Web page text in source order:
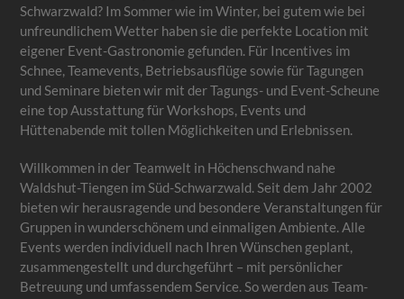
Schwarzwald? Im Sommer wie im Winter, bei gutem wie bei
unfreundlichem Wetter haben sie die perfekte Location mit
eigener Event-Gastronomie gefunden. Für Incentives im
Schnee, Teamevents, Betriebsausflüge sowie für Tagungen
und Seminare bieten wir mit der Tagungs- und Event-Scheune
eine top Ausstattung für Workshops, Events und
Hüttenabende mit tollen Möglichkeiten und Erlebnissen.
Willkommen in der Teamwelt in Höchenschwand nahe
Waldshut-Tiengen im Süd-Schwarzwald. Seit dem Jahr 2002
bieten wir herausragende und besondere Veranstaltungen für
Gruppen in wunderschönem und einmaligen Ambiente. Alle
Events werden individuell nach Ihren Wünschen geplant,
zusammengestellt und durchgeführt – mit persönlicher
Betreuung und umfassendem Service. So werden aus Team-